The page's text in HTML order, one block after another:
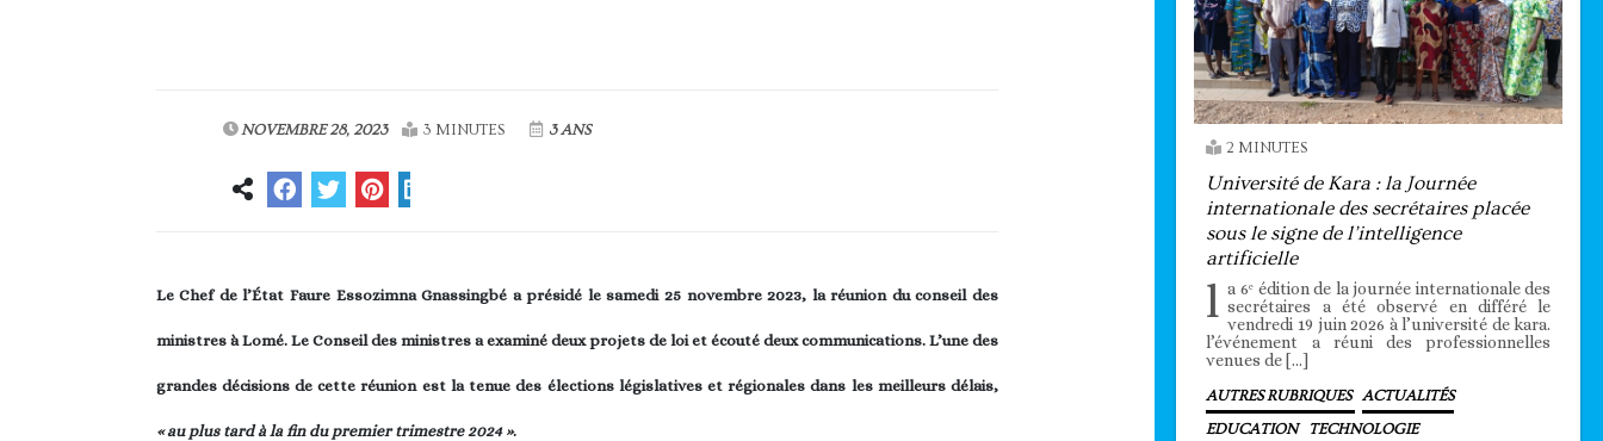
NOVEMBRE 28, 2023 3 MINUTES 3 ANS
Le Chef de l’État Faure Essozimna Gnassingbé a présidé le samedi 25 novembre 2023, la réunion du conseil des
ministres à Lomé. Le Conseil des ministres a examiné deux projets de loi et écouté deux communications. L’une des
grandes décisions de cette réunion est la tenue des élections législatives et régionales dans les meilleurs délais,
« au plus tard à la fin du premier trimestre 2024 ».
2 MINUTES
Université de Kara : la Journée
internationale des secrétaires placée
sous le signe de l’intelligence
artificielle
l a 6ᵉ édition de la journée internationale des
secrétaires a été observé en différé le
vendredi 19 juin 2026 à l’université de kara.
l’événement a réuni des professionnelles
venues de […]
AUTRES RUBRIQUES ACTUALITÉS
EDUCATION TECHNOLOGIE